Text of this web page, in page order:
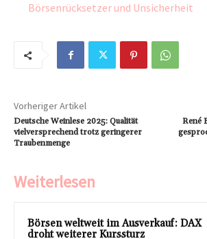
Börsenrücksetzer und Unsicherheit
Vorheriger Artikel
Deutsche Weinlese 2025: Qualität
vielversprechend trotz geringerer
Traubenmenge
René
Weiterlesen
Börsen weltweit im Ausverkauf: DAX
droht weiterer Kurssturz